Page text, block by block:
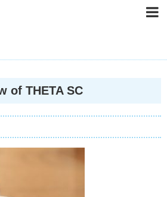
of THETA SC